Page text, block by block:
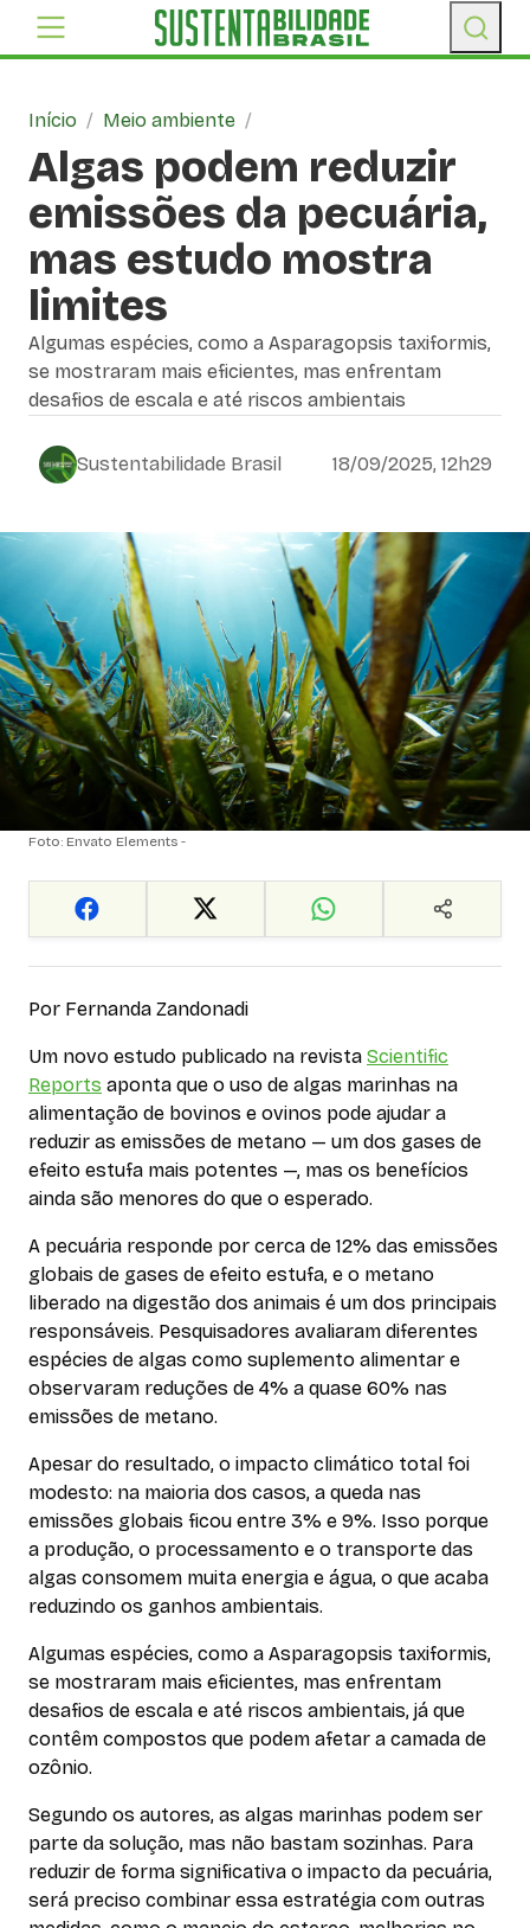
Início / Meio ambiente /
Algas podem reduzir
emissões da pecuária,
mas estudo mostra
limites
Algumas espécies, como a Asparagopsis taxiformis,
se mostraram mais eficientes, mas enfrentam
desafios de escala e até riscos ambientais
Sustentabilidade Brasil 18/09/2025, 12h29
Foto: Envato Elements -
Por Fernanda Zandonadi
Um novo estudo publicado na revista Scientific
Reports aponta que o uso de algas marinhas na
alimentação de bovinos e ovinos pode ajudar a
reduzir as emissões de metano — um dos gases de
efeito estufa mais potentes —, mas os benefícios
ainda são menores do que o esperado.
A pecuária responde por cerca de 12% das emissões
globais de gases de efeito estufa, e o metano
liberado na digestão dos animais é um dos principais
responsáveis. Pesquisadores avaliaram diferentes
espécies de algas como suplemento alimentar e
observaram reduções de 4% a quase 60% nas
emissões de metano.
Apesar do resultado, o impacto climático total foi
modesto: na maioria dos casos, a queda nas
emissões globais ficou entre 3% e 9%. Isso porque
a produção, o processamento e o transporte das
algas consomem muita energia e água, o que acaba
reduzindo os ganhos ambientais.
Algumas espécies, como a Asparagopsis taxiformis,
se mostraram mais eficientes, mas enfrentam
desafios de escala e até riscos ambientais, já que
contêm compostos que podem afetar a camada de
ozônio.
Segundo os autores, as algas marinhas podem ser
parte da solução, mas não bastam sozinhas. Para
reduzir de forma significativa o impacto da pecuária,
será preciso combinar essa estratégia com outras